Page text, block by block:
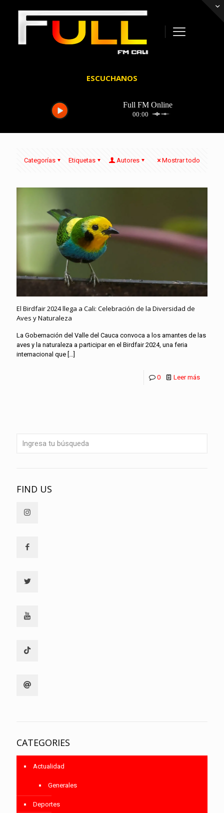
ESCUCHANOS
Categorías Etiquetas Autores Mostrar todo
El Birdfair 2024 llega a Cali: Celebración de la Diversidad de
Aves y Naturaleza
La Gobernación del Valle del Cauca convoca a los amantes de las
aves y la naturaleza a participar en el Birdfair 2024, una feria
internacional que […]
0 Leer más
FIND US
CATEGORIES
Actualidad
Generales
Deportes